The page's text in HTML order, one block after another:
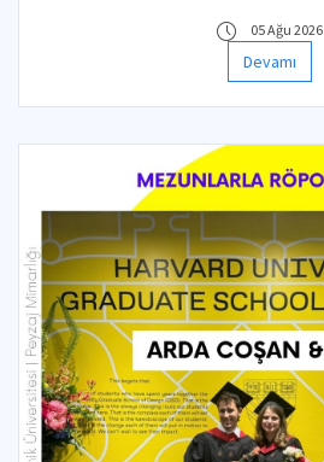
05 Ağu 2026
Devamı